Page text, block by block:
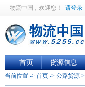
物流中国 ，欢迎您！ 请登录
首页 货源信息
当前位置 -> 首页 -> 公路货源 >